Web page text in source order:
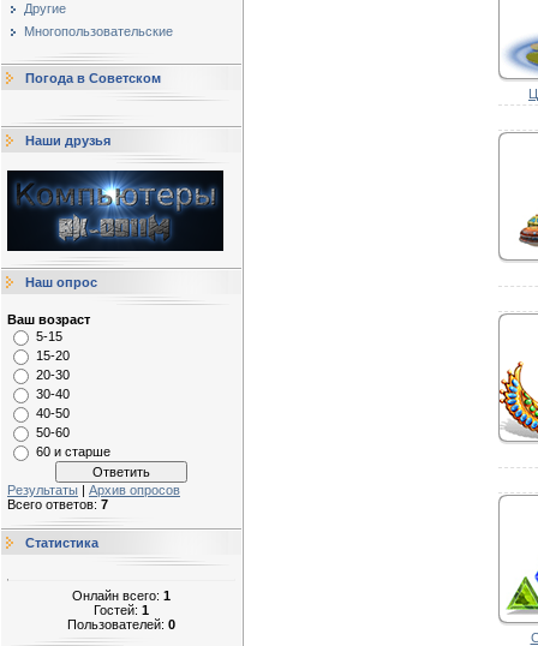
Другие
Многопользовательские
Погода в Советском
Наши друзья
Наш опрос
Ваш возраст
5-15
15-20
20-30
30-40
40-50
50-60
60 и старше
Результаты | Архив опросов
Всего ответов: 7
Статистика
Онлайн всего: 1
Гостей: 1
Пользователей: 0